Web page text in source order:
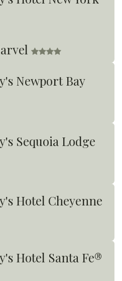
Newport Bay
Sequoia Lodge
Hotel Cheyenne
Hotel Santa Fe®